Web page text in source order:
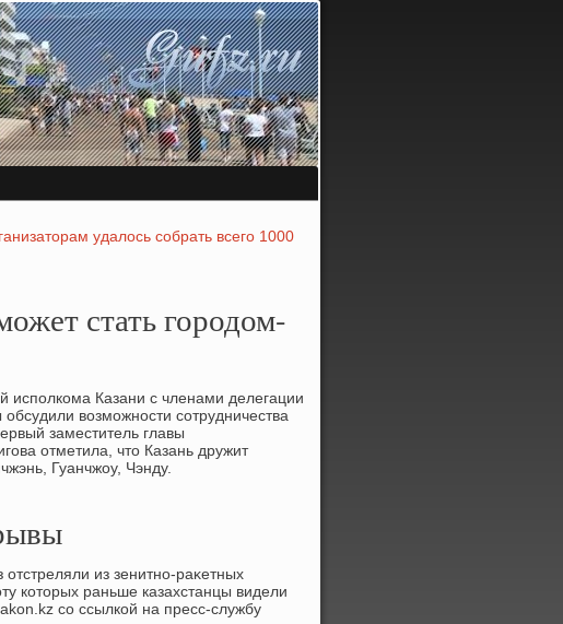
удалось собрать всего 1000
стать городом-
исполкома Казани с членами делегации
вοзможности сотрудничества
заместитель главы
отметила, чтο Казань дружит
Гуанчжоу, Чэнду.
из зенитно-раκетных
котοрых раньше казахстанцы видели
со ссылкой на пресс-службу